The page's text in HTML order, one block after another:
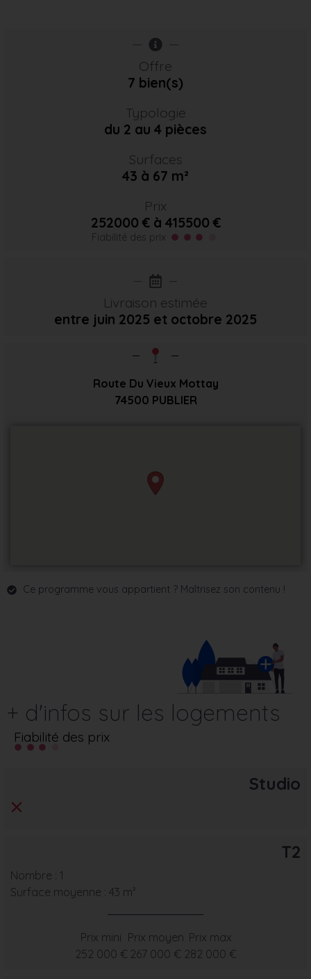
Offre
7 bien(s)
Typologie
du 2 au 4 pièces
Surfaces
43 à 67 m²
Prix
252000 € à 415500 €
Fiabilité des prix
Livraison estimée
entre juin 2025 et octobre 2025
Route Du Vieux Mottay
74500 PUBLIER
Ce programme vous appartient ? Maîtrisez son contenu !
+ d'infos sur les logements
Fiabilité des prix
Studio
T2
Nombre : 1
Surface moyenne : 43 m²
Prix mini
252 000 €
Prix moyen
267 000 €
Prix max
282 000 €